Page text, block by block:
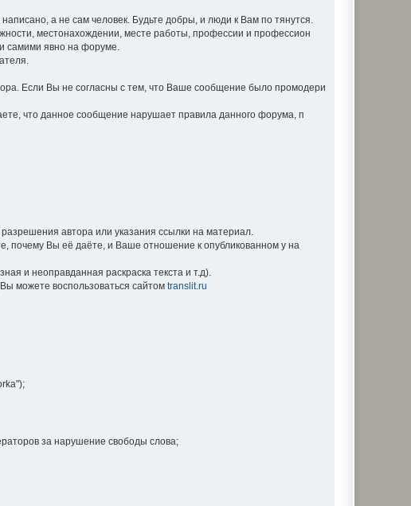
а не сам человек. Будьте добры, и люди к Вам по тянутся.
местонахождении, месте работы, профессии и профессион
самими явно на форуме.
Если Вы не согласны с тем, что Ваше сообщение было промодери
что данное сообщение нарушает правила данного форума, п
автора или указания ссылки на материал.
почему Вы её даёте, и Ваше отношение к опубликованном у на
и неоправданная раскраска текста и т.д).
можете воспользоваться сайтом translit.ru
за нарушение свободы слова;